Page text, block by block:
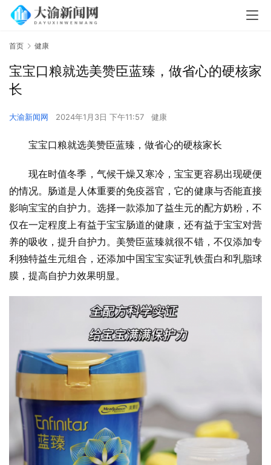
首页 健康
宝宝口粮就选美赞臣蓝臻，做省心的硬核家
长
大渝新闻网 2024年1月3日 下午11:57 健康
宝宝口粮就选美赞臣蓝臻，做省心的硬核家长
现在时值冬季，气候干燥又寒冷，宝宝更容易出现硬便
的情况。肠道是人体重要的免疫器官，它的健康与否能直接
影响宝宝的自护力。选择一款添加了益生元的配方奶粉，不
仅在一定程度上有益于宝宝肠道的健康，还有益于宝宝对营
养的吸收，提升自护力。美赞臣蓝臻就很不错，不仅添加专
利独特益生元组合，还添加中国宝宝实证乳铁蛋白和乳脂球
膜，提高自护力效果明显。